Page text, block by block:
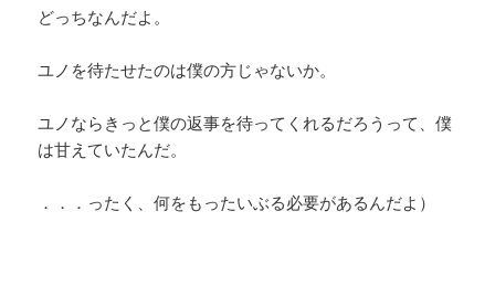
どっちなんだよ。
ユノを待たせたのは僕の方じゃないか。
ユノならきっと僕の返事を待ってくれるだろうって、僕
は甘えていたんだ。
．．．ったく、何をもったいぶる必要があるんだよ）